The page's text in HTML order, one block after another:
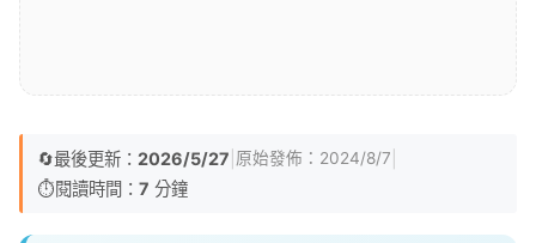
🔄最後更新： 2026/5/27 原始發佈： 2024/8/7
⏱️閱讀時間： 7 分鐘